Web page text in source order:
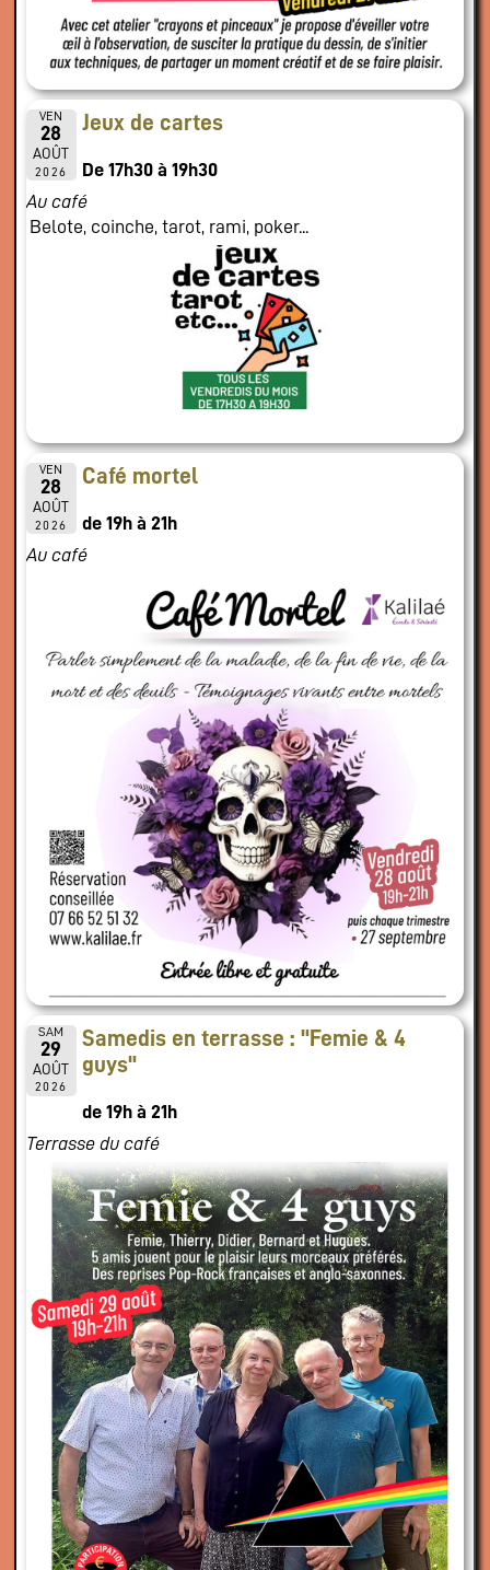
VEN
28
AOÛT
2026
Jeux de cartes
De 17h30 à 19h30
Au café
Belote, coinche, tarot, rami, poker...
VEN
28
AOÛT
2026
Café mortel
de 19h à 21h
Au café
SAM
29
AOÛT
2026
Samedis en terrasse : "Femie & 4
guys"
de 19h à 21h
Terrasse du café